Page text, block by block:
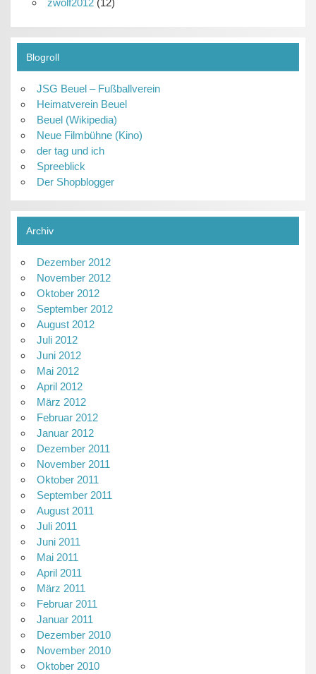
zwölf2012(12)
Blogroll
JSG Beuel – Fußballverein
Heimatverein Beuel
Beuel (Wikipedia)
Neue Filmbühne (Kino)
der tag und ich
Spreeblick
Der Shopblogger
Archiv
Dezember 2012
November 2012
Oktober 2012
September 2012
August 2012
Juli 2012
Juni 2012
Mai 2012
April 2012
März 2012
Februar 2012
Januar 2012
Dezember 2011
November 2011
Oktober 2011
September 2011
August 2011
Juli 2011
Juni 2011
Mai 2011
April 2011
März 2011
Februar 2011
Januar 2011
Dezember 2010
November 2010
Oktober 2010